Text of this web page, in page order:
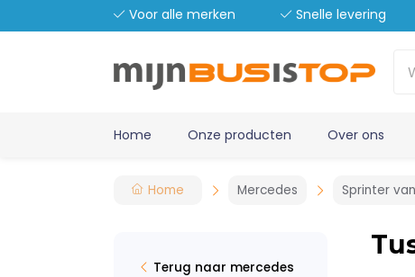
Voor alle merken Snelle levering
Home Onze producten Over ons
Home Mercedes Sprinter
Terug naar mercedes